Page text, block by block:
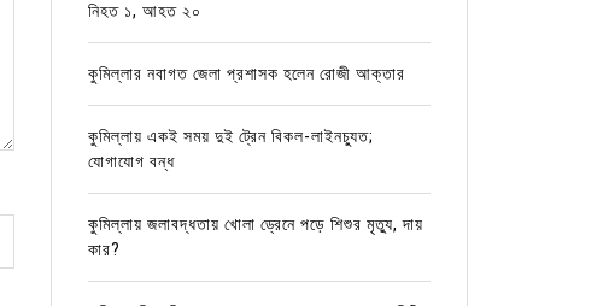
নিহত ১, আহত ২০
কুমিল্লার নবাগত জেলা প্রশাসক হলেন রোজী আক্তার
কুমিল্লায় একই সময় দুই ট্রেন বিকল-লাইনচ্যুত;
যোগাযোগ বন্ধ
কুমিল্লায় জলাবদ্ধতায় খোলা ড্রেনে পড়ে শিশুর মৃত্যু, দায়
কার?